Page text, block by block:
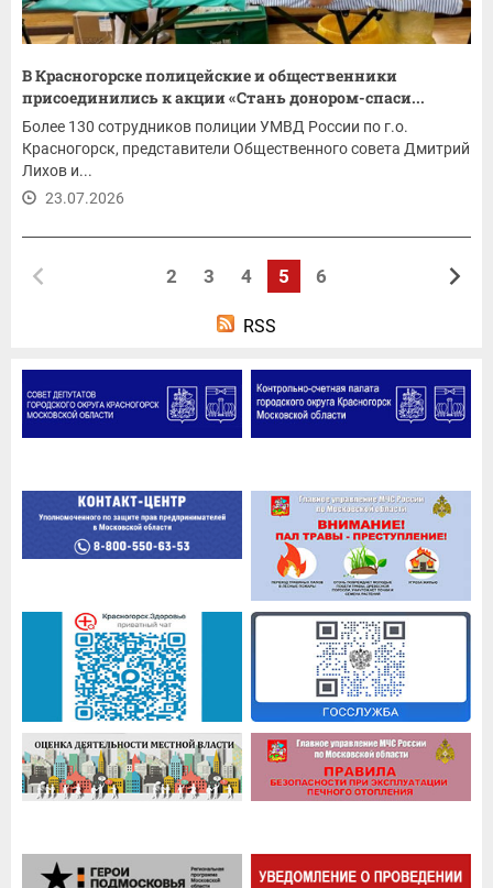
В Красногорске полицейские и общественники
присоединились к акции «Стань донором-спаси...
Более 130 сотрудников полиции УМВД России по г.о.
Красногорск, представители Общественного совета Дмитрий
Лихов и...
23.07.2026
2 3 4 5 6
RSS